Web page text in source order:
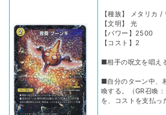
【種族】 メタリカ
【文明】 光
【パワー】2500
【コスト】2
■相手の呪文を唱え
■自分のターン中、
喚する。（GR召喚
を、コストを支払っ